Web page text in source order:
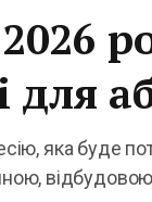
яка буде